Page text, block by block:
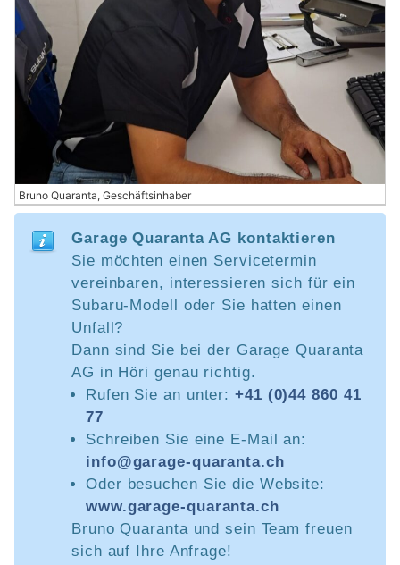
Bruno Quaranta, Geschäftsinhaber
Garage Quaranta AG kontaktieren
Sie möchten einen Servicetermin
vereinbaren, interessieren sich für ein
Subaru-Modell oder Sie hatten einen
Unfall?
Dann sind Sie bei der Garage Quaranta
AG in Höri genau richtig.
Rufen Sie an unter: +41 (0)44 860 41
77
Schreiben Sie eine E-Mail an:
info@garage-quaranta.ch
Oder besuchen Sie die Website:
www.garage-quaranta.ch
Bruno Quaranta und sein Team freuen
sich auf Ihre Anfrage!